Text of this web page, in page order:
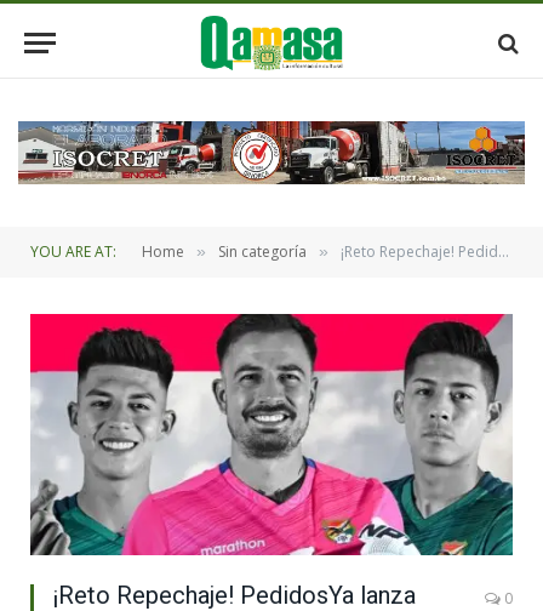
YOU ARE AT: Home » Sin categoría » ¡Reto Repechaje! PedidosYa lanza sorteo de viaje doble a México para acompañar a la Selección
¡Reto Repechaje! PedidosYa lanza
0